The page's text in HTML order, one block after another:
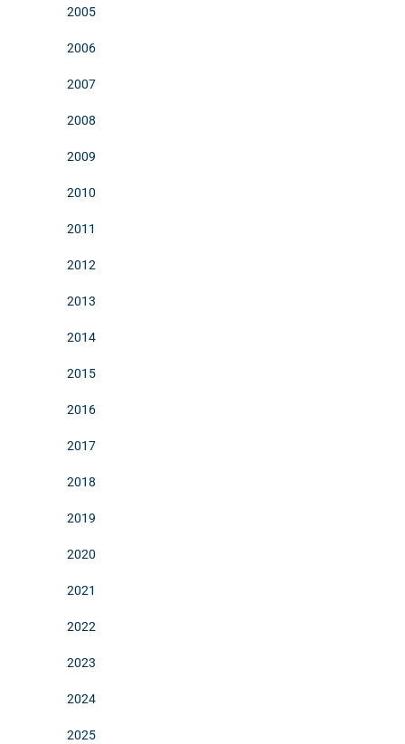
2005
2006
2007
2008
2009
2010
2011
2012
2013
2014
2015
2016
2017
2018
2019
2020
2021
2022
2023
2024
2025